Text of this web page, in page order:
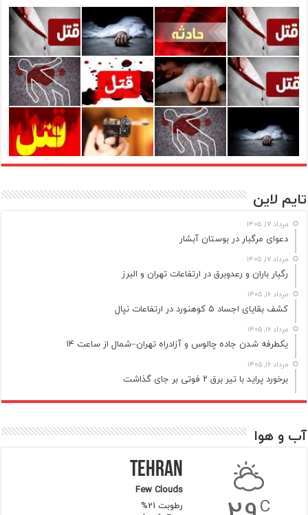
تایم لاین
مرداد ۱۷, ۱۴۰۵
دعوای مرگبار در بوستان آبشار
مرداد ۱۷, ۱۴۰۵
رگبار باران و رعدوبرق در ارتفاعات تهران و البرز
مرداد ۱۶, ۱۴۰۵
کشف بقایای اجساد ۵ کوهنورد در ارتفاعات نپال
مرداد ۱۶, ۱۴۰۵
یکطرفه شدن جاده چالوس و آزادراه تهران–شمال از ساعت ۱۴
مرداد ۱۶, ۱۴۰۵
برخورد پراید با تیر برق ۲ فوتی بر جای گذاشت
آب و هوا
C
Tehran
Few Clouds
رطوبت 21%